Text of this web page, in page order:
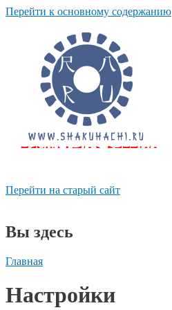
Перейти к основному содержанию
Перейти на старый сайт
Вы здесь
Главная
Настройки